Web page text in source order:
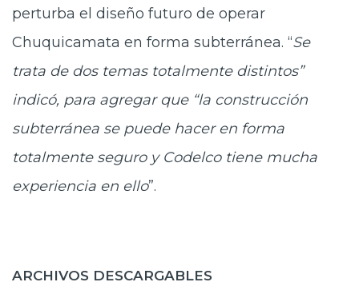
perturba el diseño futuro de operar
Chuquicamata en forma subterránea. “Se
trata de dos temas totalmente distintos”
indicó, para agregar que “la construcción
subterránea se puede hacer en forma
totalmente seguro y Codelco tiene mucha
experiencia en ello”.
ARCHIVOS DESCARGABLES